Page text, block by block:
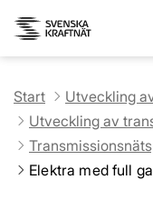
Start
Utveckling
Utveckling av
Elektra med full